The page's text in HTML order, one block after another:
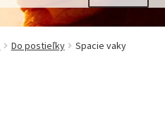
Do postieľky Spacie vaky